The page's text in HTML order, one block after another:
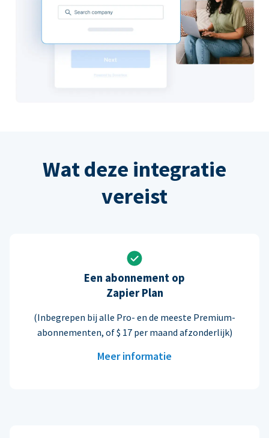
Wat deze integratie
vereist
Een abonnement op
Zapier Plan
(Inbegrepen bij alle Pro- en de meeste Premium-
abonnementen, of $ 17 per maand afzonderlijk)
Meer informatie